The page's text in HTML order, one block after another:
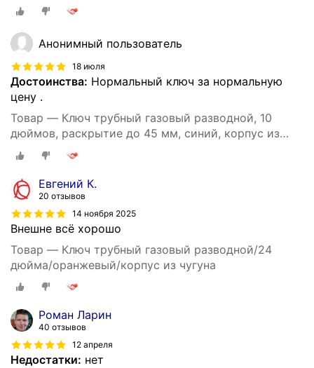
Анонимный пользователь
18 июля
Достоинства: Нормальный ключ за нормальную
цену .
Товар — Ключ трубный газовый разводной, 10
дюймов, раскрытие до 45 мм, синий, корпус из
чугуна
Евгений К.
20 отзывов
14 ноября 2025
Внешне всё хорошо
Товар — Ключ трубный газовый разводной/24
дюйма/оранжевый/корпус из чугуна
Роман Ларин
40 отзывов
12 апреля
Недостатки: нет